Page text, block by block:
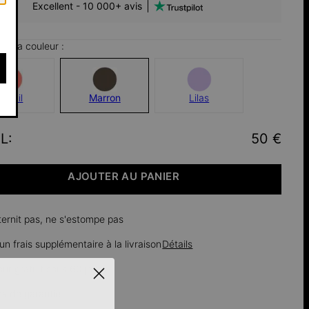
Excellent - 10 000+ avis
la couleur :
Marron Lilas
: 50 €
AJOUTER AU PANIER
pas, ne s'estompe pas
frais supplémentaire à la livraisonDétails
gratuit sous 60 jours